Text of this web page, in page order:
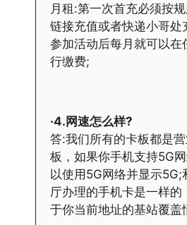
月租:第一次首充必须按
链接充值或者快递小哥处
参加活动后每月就可以在
行缴费;
·4.网速怎么样?
答:我们所有的卡板都是
板，如果你手机支持5G
以使用5G网络并显示5G;
厅办理的手机卡是一样的
于你当前地址的基站覆盖